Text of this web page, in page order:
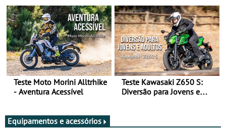
Teste Moto Morini Alltrhike
- Aventura Acessível
Teste Kawasaki Z650 S:
Diversão para Jovens e
Equipamentos e acessórios